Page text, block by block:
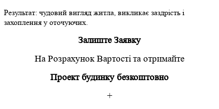
Результат: чудовий вигляд житла, викликає заздрість і
захоплення у оточуючих.
Залиште Заявку
На Розрахунок Вартостіта отримайте
Проект будинку безкоштовно
+